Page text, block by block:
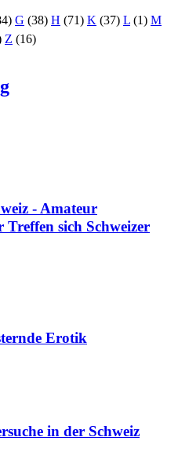
G (38) H (71) K (37) L (1) M
Z (16)
- Amateur
sich Schweizer
Erotik
in der Schweiz